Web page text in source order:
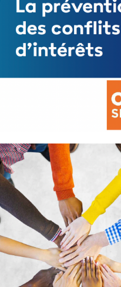
prévention des conflits
septembre 2023
FEUILLETER